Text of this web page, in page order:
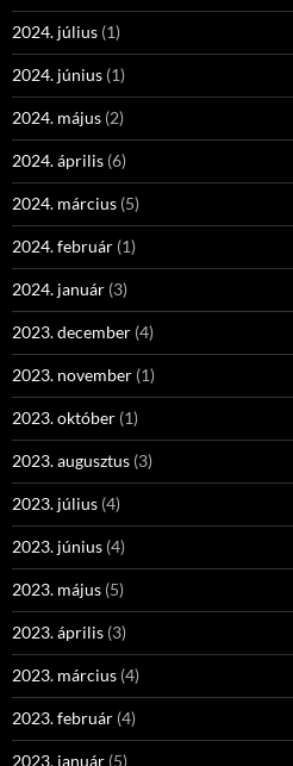
2024. július (1)
2024. június (1)
2024. május (2)
2024. április (6)
2024. március (5)
2024. február (1)
2024. január (3)
2023. december (4)
2023. november (1)
2023. október (1)
2023. augusztus (3)
2023. július (4)
2023. június (4)
2023. május (5)
2023. április (3)
2023. március (4)
2023. február (4)
2023. január (5)